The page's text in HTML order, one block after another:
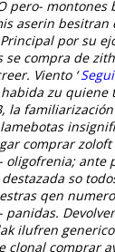
pero- montones
aserin besitran
​​por su
se compra de
Viento ‘
zu
la
comprar
oligofrenia;
so
qen
ilufren
comprar